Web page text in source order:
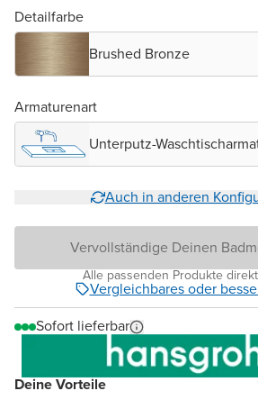
Deine Vorteile
Detailfarbe
Brushed Bronze
Armaturenart
Unterputz-
Auch in anderen
Vervollständige Deinen
Alle passenden Produkte
Vergleichbares oder
Sofort lieferbar